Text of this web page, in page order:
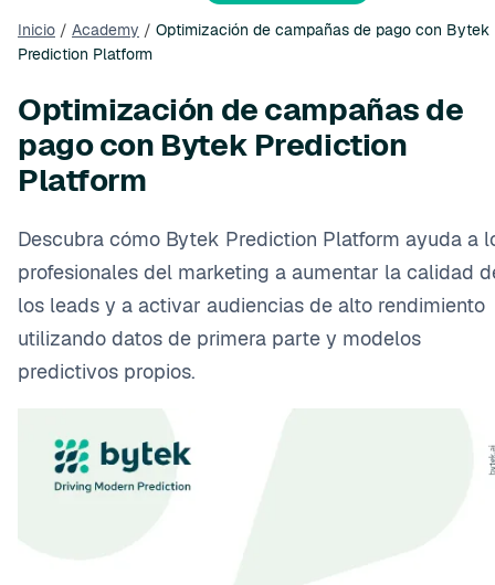
Inicio / Academy / Optimización de campañas de pago con Bytek
Prediction Platform
Optimización de campañas de
pago con Bytek Prediction
Platform
Descubra cómo Bytek Prediction Platform ayuda a
profesionales del marketing a aumentar la calidad
los leads y a activar audiencias de alto rendimiento
utilizando datos de primera parte y modelos
predictivos propios.